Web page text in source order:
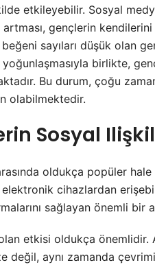
etkileyebilir. Sosyal
artması, gençlerin
sayıları düşük olan
birlikte,
Bu durum, çoğu
olabilmektedir.
Sosyal
oldukça popüler hale
cihazlardan
sağlayan önemli bir
etkisi oldukça önemlidir.
değil, aynı zamanda